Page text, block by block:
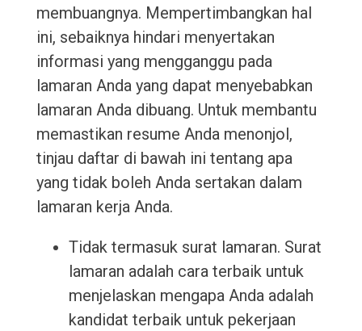
membuangnya. Mempertimbangkan hal
ini, sebaiknya hindari menyertakan
informasi yang mengganggu pada
lamaran Anda yang dapat menyebabkan
lamaran Anda dibuang. Untuk membantu
memastikan resume Anda menonjol,
tinjau daftar di bawah ini tentang apa
yang tidak boleh Anda sertakan dalam
lamaran kerja Anda.
Tidak termasuk surat lamaran. Surat
lamaran adalah cara terbaik untuk
menjelaskan mengapa Anda adalah
kandidat terbaik untuk pekerjaan